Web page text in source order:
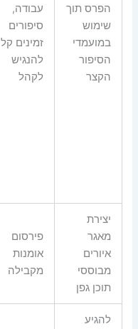
הפרס תוך
שימוש
במועמדי
הסיפור
הקצר
עבודה,
סיפורים
זמינים קל
להנגיש
לקהל
יצירת
מאגר
איורים
מבוססי
תוכן גפן
פירסום
אומנות
מקבילה
להגיע